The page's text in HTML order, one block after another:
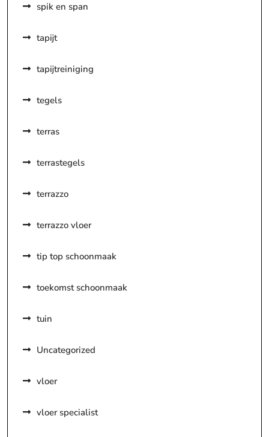
spik en span
tapijt
tapijtreiniging
tegels
terras
terrastegels
terrazzo
terrazzo vloer
tip top schoonmaak
toekomst schoonmaak
tuin
Uncategorized
vloer
vloer specialist